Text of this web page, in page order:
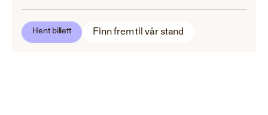
Hent billett Finn frem til vår stand